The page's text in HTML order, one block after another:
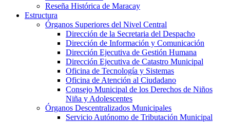
Reseña Histórica de Maracay
Estructura
Órganos Superiores del Nivel Central
Dirección de la Secretaria del Despacho
Dirección de Información y Comunicación
Dirección Ejecutiva de Gestión Humana
Dirección Ejecutiva de Catastro Municipal
Oficina de Tecnología y Sistemas
Oficina de Atención al Ciudadano
Consejo Municipal de los Derechos de Niños
Niña y Adolescentes
Órganos Descentralizados Municipales
Servicio Autónomo de Tributación Municipal